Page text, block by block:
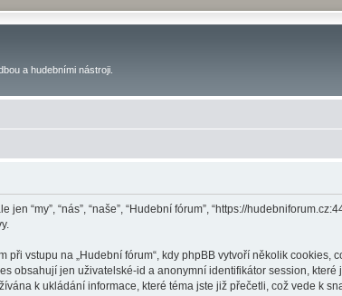
a hudebními nástroji.
“my”, “nás”, “naše”, “Hudební fórum”, “https://
vstupu na „Hudební fórum“, kdy phpBB vytvoří několik cookies,
obsahují jen uživatelské-id a anonymní identifikátor session,
k ukládání informace, které téma jste již přečetli, což vede k